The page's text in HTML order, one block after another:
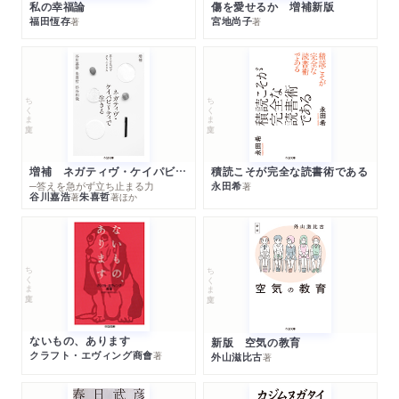
私の幸福論
福田恆存著
傷を愛せるか 増補新版
宮地尚子著
ちくま文庫
増補 ネガティヴ・ケイパビリティで生きる
─答えを急がず立ち止まる力
谷川嘉浩著朱喜哲著ほか
ちくま文庫
積読こそが完全な読書術である
永田希著
ちくま文庫
ないもの、あります
クラフト・エヴィング商會著
ちくま文庫
新版 空気の教育
外山滋比古著